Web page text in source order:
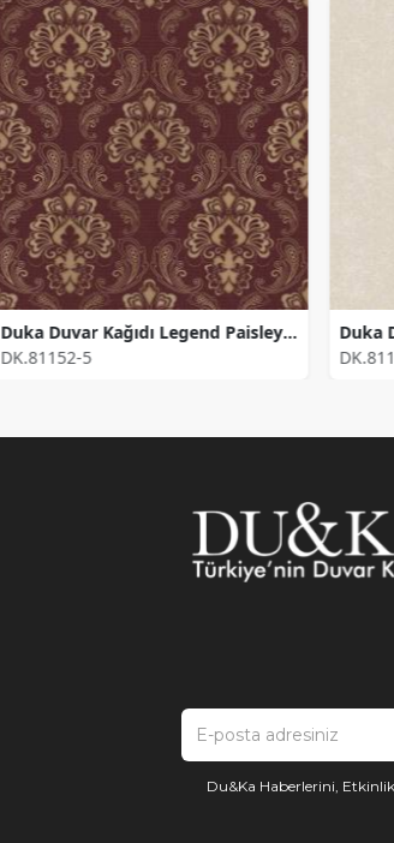
Duka Duvar Kağıdı Legend Paisley DK.81152-5 (16,2 m2)
DK.81152-5
Du&Ka Haberlerini,